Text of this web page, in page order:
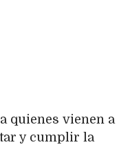
quienes vienen a
y cumplir la